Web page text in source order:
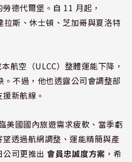
德代爾堡。自 11 月起，
斯、休士頓、芝加哥與夏洛特
航空（ULCC）整體運能下降，
不過，他也透露公司會調整部
新航線。
美國國內旅遊需求疲軟、當季虧
透過航網調整、運能精簡與產
公司更推出會員忠誠度方案 ，希